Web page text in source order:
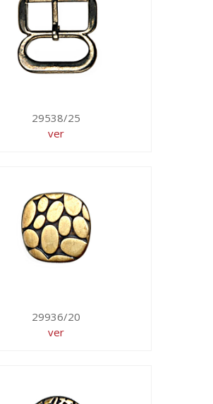
29538/25
ver
29936/20
ver